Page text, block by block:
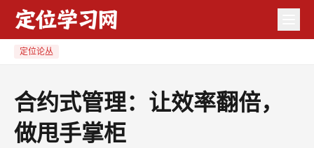
定位论丛
合约式管理：让效率翻倍，
做甩手掌柜